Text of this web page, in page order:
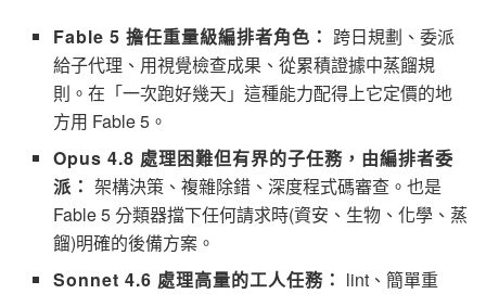
Fable 5 擔任重量級編排者角色： 跨日規劃、委派
給子代理、用視覺檢查成果、從累積證據中蒸餾規
則。在「一次跑好幾天」這種能力配得上它定價的地
方用 Fable 5。
Opus 4.8 處理困難但有界的子任務，由編排者委
派： 架構決策、複雜除錯、深度程式碼審查。也是
Fable 5 分類器擋下任何請求時(資安、生物、化學、蒸
餾)明確的後備方案。
Sonnet 4.6 處理高量的工人任務： lint、簡單重